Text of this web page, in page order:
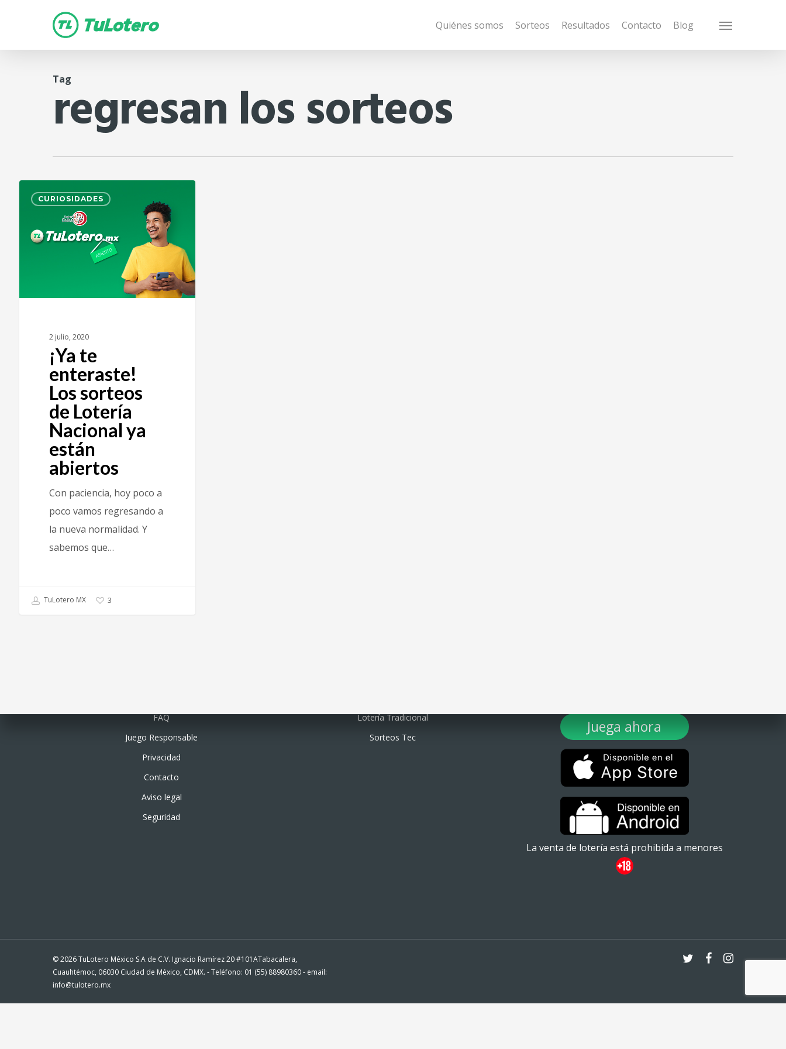
Quiénes somos Sorteos Resultados Contacto Blog Menu
Tag
regresan los sorteos
CURIOSIDADES
2 julio, 2020
¡Ya te
enteraste!
Los sorteos
de Lotería
Nacional ya
están
abiertos
Con paciencia, hoy poco a
poco vamos regresando a
la nueva normalidad. Y
sabemos que…
TuLotero MX 3
FAQ
Juego Responsable
Privacidad
Contacto
Aviso legal
Seguridad
Lotería Tradicional
Sorteos Tec
Juega ahora
La venta de lotería está prohibida a menores
© 2026 TuLotero México S.A de C.V. Ignacio Ramírez 20 #101ATabacalera,
Cuauhtémoc, 06030 Ciudad de México, CDMX. - Teléfono: 01 (55) 88980360 - email:
info@tulotero.mx
twitter facebookinstagram